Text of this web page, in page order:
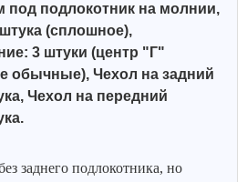
под подлокотник на молнии,
(сплошное),
3 штуки (центр "Г"
обычные), Чехол на задний
Чехол на передний
заднего подлокотника, но